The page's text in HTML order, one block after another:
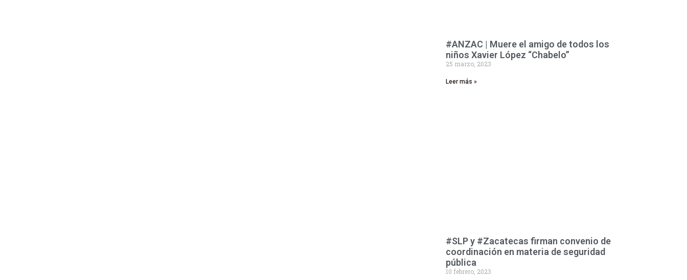
#ANZAC | Muere el amigo de todos los
niños Xavier López “Chabelo”
25 marzo, 2023
Leer más »
#SLP y #Zacatecas firman convenio de
coordinación en materia de seguridad
pública
10 febrero, 2023